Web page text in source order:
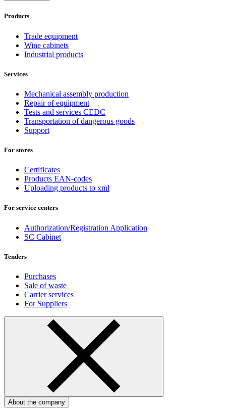
Products
Trade equipment
Wine cabinets
Industrial products
Services
Mechanical assembly production
Repair of equipment
Tests and services CEDC
Transportation of dangerous goods
Support
For stores
Certificates
Products EAN-codes
Uploading products to xml
For service centers
Authorization/Registration Application
SC Cabinet
Tenders
Purchases
Sale of waste
Carrier services
For Suppliers
About the company